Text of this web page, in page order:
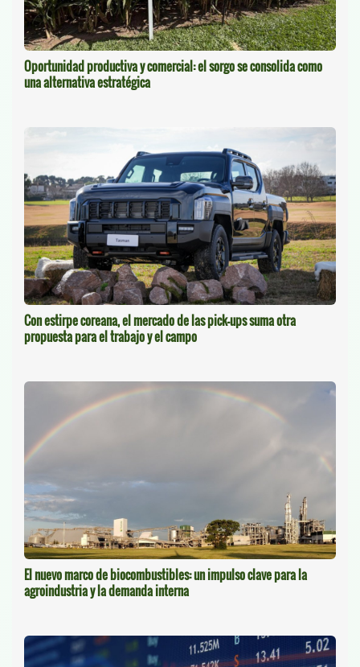
Oportunidad productiva y comercial: el sorgo se consolida como
una alternativa estratégica
Con estirpe coreana, el mercado de las pick-ups suma otra
propuesta para el trabajo y el campo
El nuevo marco de biocombustibles: un impulso clave para la
agroindustria y la demanda interna